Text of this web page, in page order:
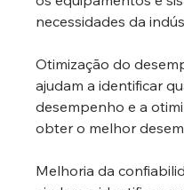
necessidades da
Otimização do
ajudam a identificar
desempenho e a
obter o melhor
Melhoria da